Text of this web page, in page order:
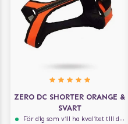
ZERO DC SHORTER ORANGE &
SVART
För dig som vill ha kvalitet till din hund!